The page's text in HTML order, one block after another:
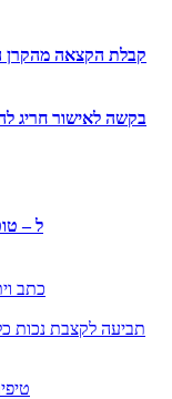
קבלת הקצאה מהקרן
בקשה לאישור חריג
“ל –
כתב
תביעה לקצבת נכות
7